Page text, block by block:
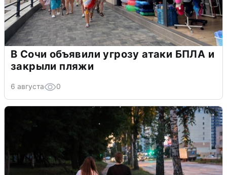
В Сочи объявили угрозу атаки БПЛА и
закрыли пляжи
6 августа 0